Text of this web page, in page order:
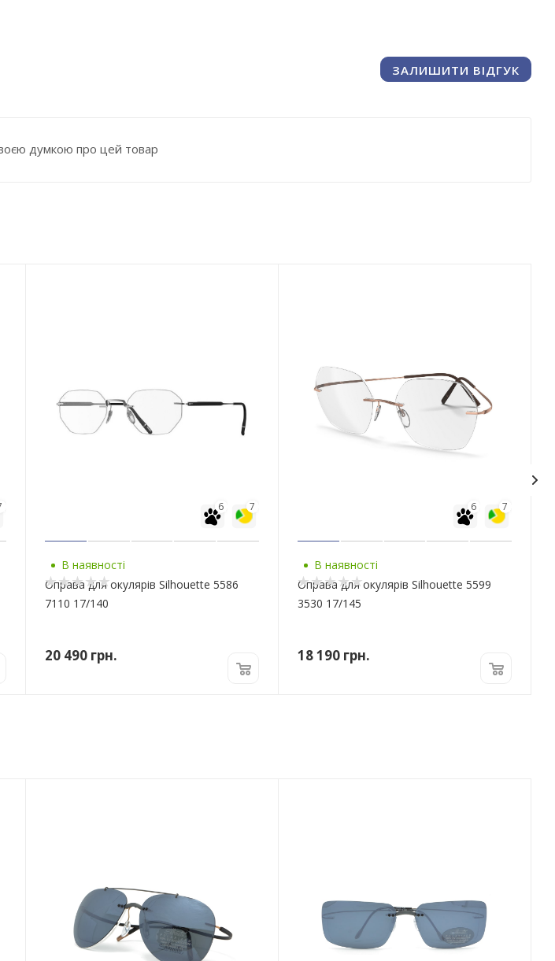
ЗАЛИШИТИ ВІДГУК
думкою про цей товар
7
6
В наявності
Оправа для окулярів Silhouette 5586
7110 17/140
20 490 грн.
7
6
В наявності
Оправа для окулярів Silhouette 5599
3530 17/145
18 190 грн.